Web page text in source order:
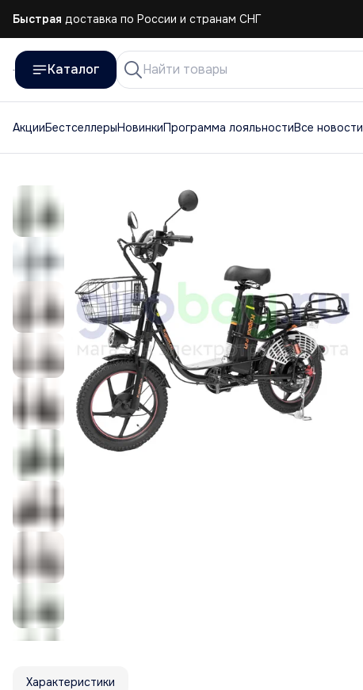
Быстрая доставка по России и странам СНГ
Каталог
АкцииБестселлерыНовинкиПрограмма лояльностиВсе новости
Характеристики